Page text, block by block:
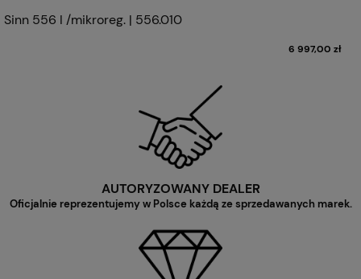
Sinn 556 I /mikroreg. | 556.010
6 997,00 zł
AUTORYZOWANY DEALER
Oficjalnie reprezentujemy w Polsce każdą ze sprzedawanych marek.